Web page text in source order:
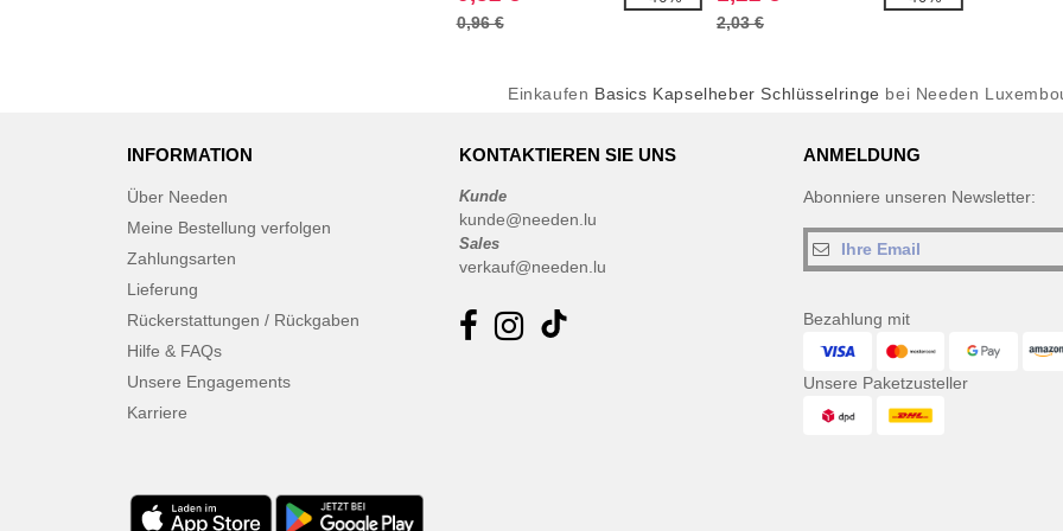
0,96 € 2,03 €
Einkaufen Basics Kapselheber Schlüsselringe bei Needen
INFORMATION
Über Needen
Meine Bestellung verfolgen
Zahlungsarten
Lieferung
Rückerstattungen / Rückgaben
Hilfe & FAQs
Unsere Engagements
Karriere
KONTAKTIEREN SIE UNS
Kunde
kunde@needen.lu
Sales
verkauf@needen.lu
ANMELDUNG
Abonniere unseren Newsletter:
Bezahlung mit
Unsere Paketzusteller